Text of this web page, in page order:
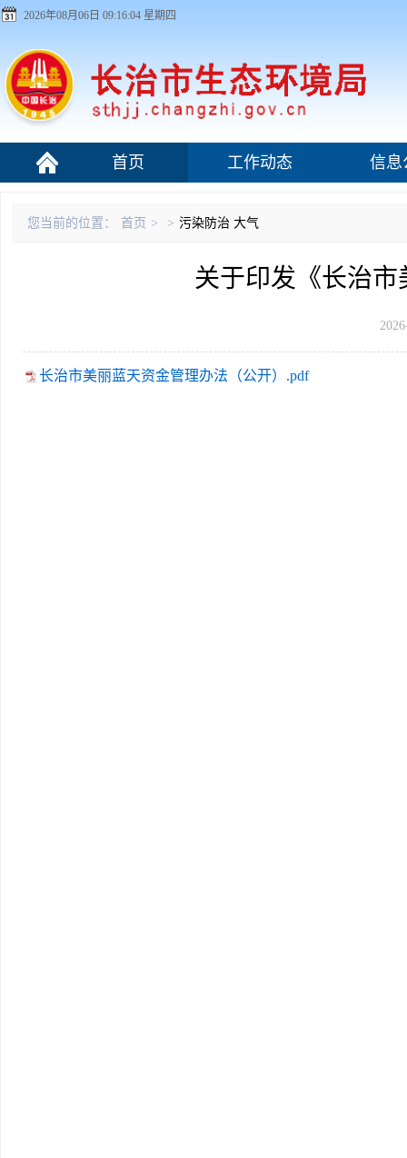
2026年08月06日 09:16:05 星期四
首页 工作动态 信息
您当前的位置： 首页 > 污染防治
> 大气
关于印发《长治
长治市美丽蓝天资金管理办法（公开）.pdf